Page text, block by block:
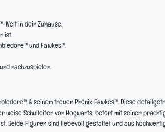
in dein Zuhause.
ist.
und Fawkes™.
nachzuspielen.
& seinem treuen Phönix Fawkes™. Diese
weise Schulleiter von Hogwarts, betört mit seiner
Beide Figuren sind liebevoll gestaltet und aus